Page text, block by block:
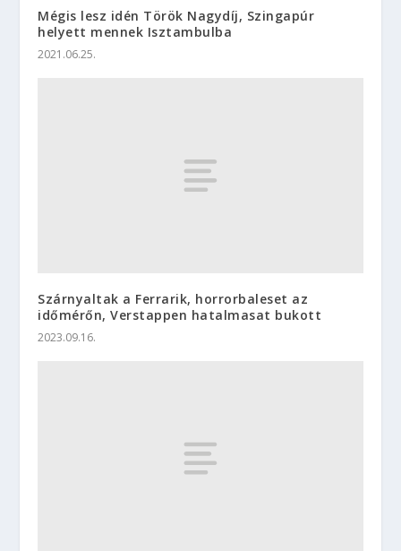
Mégis lesz idén Török Nagydíj, Szingapúr
helyett mennek Isztambulba
2021.06.25.
Szárnyaltak a Ferrarik, horrorbaleset az
időmérőn, Verstappen hatalmasat bukott
2023.09.16.